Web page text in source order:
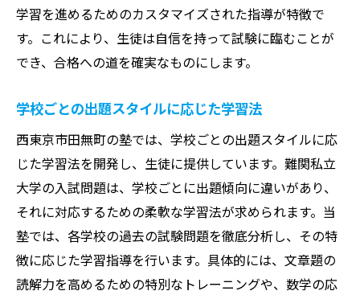
学習を進めるためのカスタマイズされた指導が特徴で
す。これにより、生徒は自信を持って試験に臨むことが
でき、合格への道を確実なものにします。
学校ごとの出題スタイルに応じた学習法
西東京市田無町の塾では、学校ごとの出題スタイルに応
じた学習法を開発し、生徒に提供しています。難関私立
大学の入試問題は、学校ごとに出題傾向に違いがあり、
それに対応するための柔軟な学習法が求められます。当
塾では、各学校の過去の試験問題を徹底分析し、その特
徴に応じた学習指導を行います。具体的には、文章題の
読解力を高めるための特別なトレーニングや、数学の応